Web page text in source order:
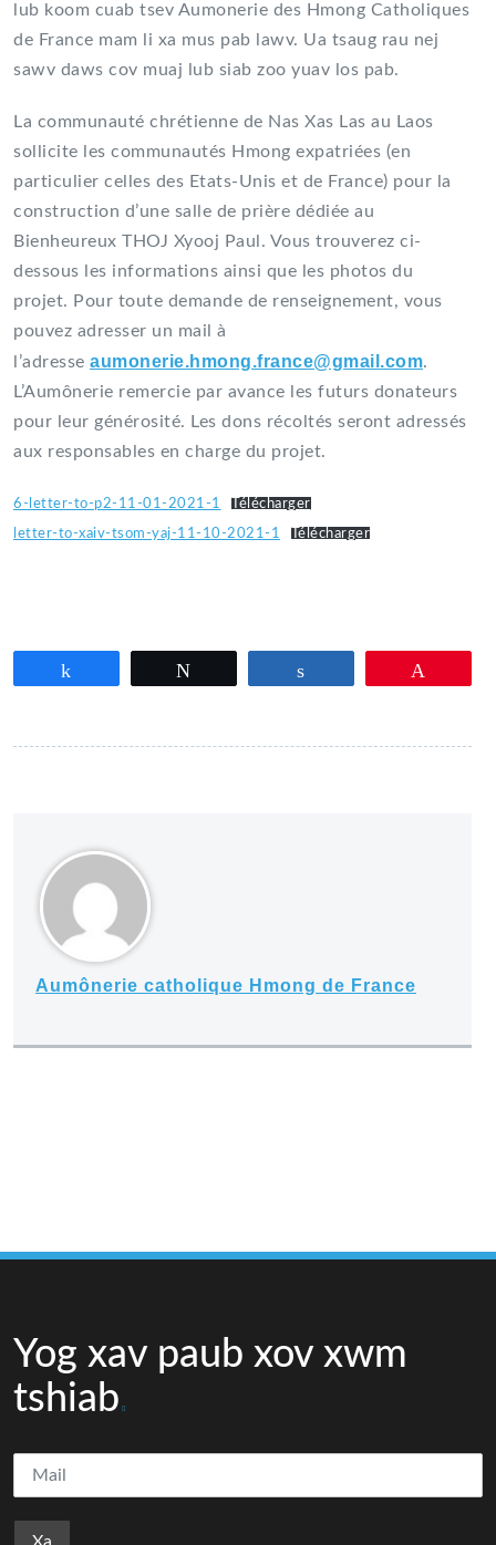
lub koom cuab tsev Aumonerie des Hmong Catholiques
de France mam li xa mus pab lawv. Ua tsaug rau nej
sawv daws cov muaj lub siab zoo yuav los pab.
La communauté chrétienne de Nas Xas Las au Laos
sollicite les communautés Hmong expatriées (en
particulier celles des Etats-Unis et de France) pour la
construction d’une salle de prière dédiée au
Bienheureux THOJ Xyooj Paul. Vous trouverez ci-
dessous les informations ainsi que les photos du
projet. Pour toute demande de renseignement, vous
pouvez adresser un mail à
l’adresse aumonerie.hmong.france@gmail.com.
L’Aumônerie remercie par avance les futurs donateurs
pour leur générosité. Les dons récoltés seront adressés
aux responsables en charge du projet.
6-letter-to-p2-11-01-2021-1 Télécharger
letter-to-xaiv-tsom-yaj-11-10-2021-1 Télécharger
Aumônerie catholique Hmong de France
Yog xav paub xov xwm
tshiab